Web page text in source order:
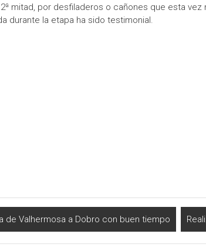
mitad, por desfiladeros o cañones que esta
durante la etapa ha sido testimonial.
de Valhermosa a Dobro con buen tiempo